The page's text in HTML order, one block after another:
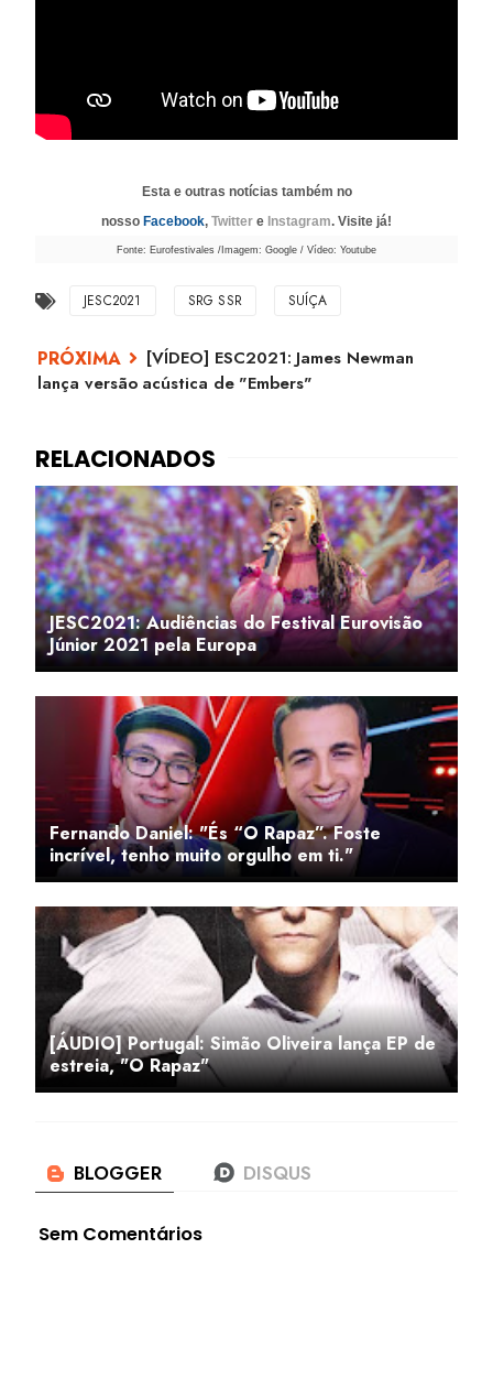
Esta e outras notícias também no
nosso Facebook, Twitter e Instagram. Visite já!
Fonte: Eurofestivales /Imagem: Google / Vídeo: Youtube
JESC2021 SRG SSR SUÍÇA
[VÍDEO] ESC2021: James Newman
lança versão acústica de "Embers"
JESC2021: Audiências do Festival Eurovisão
Júnior 2021 pela Europa
Fernando Daniel: "És “O Rapaz”. Foste
incrível, tenho muito orgulho em ti."
[ÁUDIO] Portugal: Simão Oliveira lança EP de
estreia, "O Rapaz"
Sem Comentários